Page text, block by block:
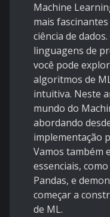
Machine
mais
ciência de
linguagens de
você pode
algoritmos de
intuitiva. Neste
mundo do
abordando
implementação
Vamos também
essenciais,
Pandas, e
começar a
de ML.